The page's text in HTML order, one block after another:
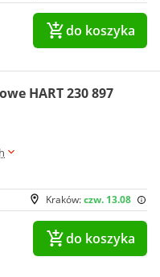
do koszyka
HART 230 897
Kraków:czw. 13.08
do koszyka